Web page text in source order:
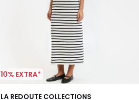
10% EXTRA*
LA REDOUTE COLLECTIONS
4,8